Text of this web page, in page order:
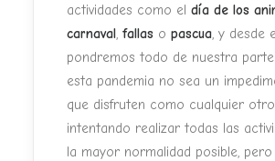
actividades como el día de los
carnaval, fallas o pascua, y desde
pondremos todo de nuestra
esta pandemia no sea un
que disfruten como cualquier
intentando realizar todas las
la mayor normalidad posible,